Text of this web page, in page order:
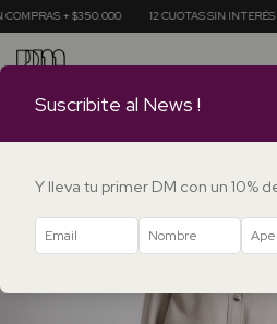
12 CUOTAS SIN INTERÉS A PARTIR DE
Suscribite al News !
Y lleva tu primer DM con un 10%